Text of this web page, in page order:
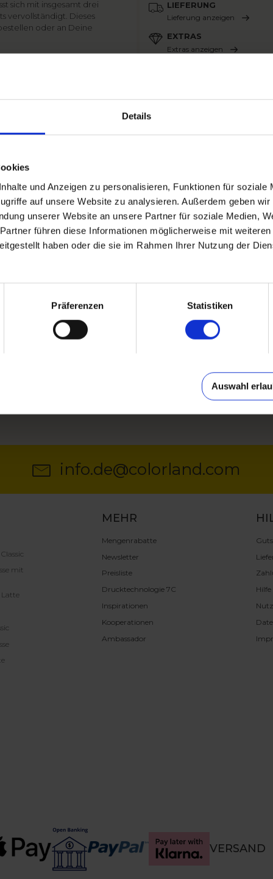
Details
und Anzeigen zu personalisieren, Funktionen für soziale
auf unsere Website zu analysieren. Außerdem geben wir
unserer Website an unsere Partner für soziale Medien,
führen diese Informationen möglicherweise mit weiteren
haben oder die sie im Rahmen Ihrer Nutzung der
Präferenzen Statistiken
Auswahl
sich mit insgesamt drei
vervollständigt. Dieses
oder an Deine
LIEFERUNG
Lieferung anzeigen
EXTRAS
Extras anzeigen
TAUTH- WEBER
Fotobücher in guter
TAMARA
Ich habe schon oft Foto-
bestellt. Und das würde ich
info.de@colorland.com
mit
Latte
MEHR
Mengenrabatte
Newsletter
Preisliste
Drucktechnologie 7C
Inspirationen
Kooperationen
Ambassador
VERSAND